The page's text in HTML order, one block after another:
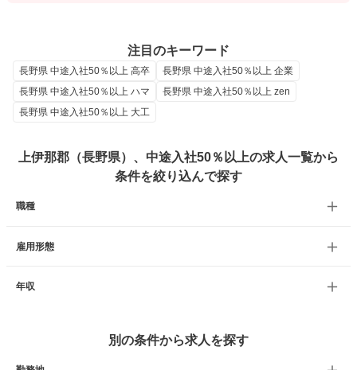
注目のキーワード
長野県 中途入社50％以上 高卒
長野県 中途入社50％以上 企業
長野県 中途入社50％以上 ハマ
長野県 中途入社50％以上 zen
長野県 中途入社50％以上 大工
上伊那郡（長野県）、中途入社50％以上の求人一覧から
条件を絞り込んで探す
職種
雇用形態
年収
別の条件から求人を探す